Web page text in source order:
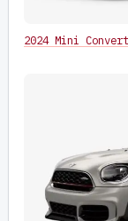
2024 Mini